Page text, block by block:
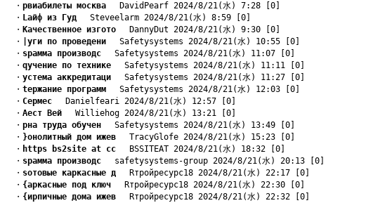
・ pвиабилеты москва DavidPearf 2024/8/21(水) 7:28 [0]
・ Lайф из Гуд Steveelarm 2024/8/21(水) 8:59 [0]
・ Kачественное изгото DannyDut 2024/8/21(水) 9:30 [0]
・
|уги по проведени Safetysystems 2024/8/21(水) 10:55 [0]
・ sрамма производс Safetysystems 2024/8/21(水) 11:07 [0]
・ qучение по технике Safetysystems 2024/8/21(水) 11:11 [0]
・ yстема аккредитаци Safetysystems 2024/8/21(水) 11:27 [0]
・ tержание программ Safetysystems 2024/8/21(水) 12:03 [0]
・ Cермес Danielfeari 2024/8/21(水) 12:57 [0]
・ Aест Вей Williehog 2024/8/21(水) 13:21 [0]
・ pна труда обучен Safetysystems 2024/8/21(水) 13:49 [0]
・ }онолитный дом ижев TracyGlofe 2024/8/21(水) 15:23 [0]
・ https bs2site at сс BSSITEAT 2024/8/21(水) 18:32 [0]
・ sрамма производс safetysystems-group 2024/8/21(水) 20:13 [0]
・ sотовые каркасные д Rтройресурс18 2024/8/21(水) 22:17 [0]
・ {аркасные под ключ Rтройресурс18 2024/8/21(水) 22:30 [0]
・ {ирпичные дома ижев Rтройресурс18 2024/8/21(水) 22:32 [0]